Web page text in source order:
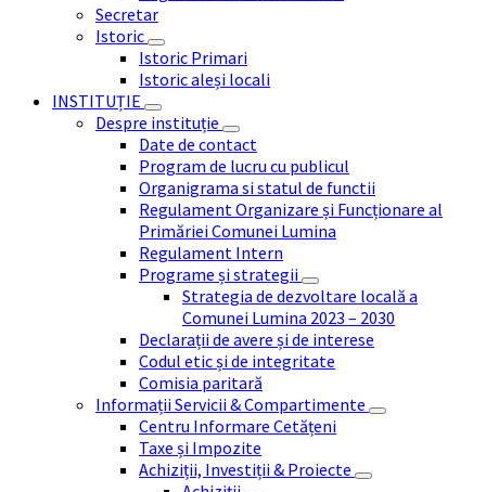
Secretar
Istoric
Istoric Primari
Istoric aleși locali
INSTITUȚIE
Despre instituție
Date de contact
Program de lucru cu publicul
Organigrama si statul de functii
Regulament Organizare și Funcționare al
Primăriei Comunei Lumina
Regulament Intern
Programe și strategii
Strategia de dezvoltare locală a
Comunei Lumina 2023 – 2030
Declarații de avere și de interese
Codul etic și de integritate
Comisia paritară
Informații Servicii & Compartimente
Centru Informare Cetățeni
Taxe și Impozite
Achiziții, Investiții & Proiecte